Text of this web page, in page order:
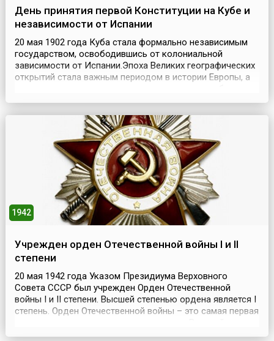
День принятия первой Конституции на Кубе и
независимости от Испании
20 мая 1902 года Куба стала формально независимым
государством, освободившись от колониальной
зависимости от Испании.Эпоха Великих географических
открытий стала важным периодом в истории Европы, а
истории того европейского государства, которое это
самих земель, будущих метрополий. Ведь каждая...
1942
Учрежден орден Отечественной войны I и II
степени
20 мая 1942 года Указом Президиума Верховного
Совета СССР был учрежден Орден Отечественной
войны I и II степени. Высшей степенью ордена является I
степень. Орден Отечественной войны – это самая первая
Отечественной войны. Также это первый советский